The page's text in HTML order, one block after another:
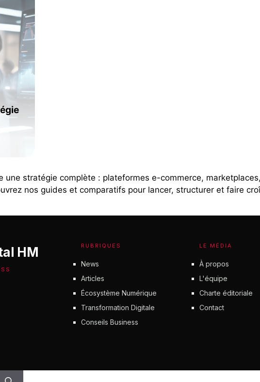
une stratégie complète : plateformes e-commerce,
nos guides et comparatifs pour lancer, structurer et faire
HM RUBRIQUES
News
Articles
Écosystème Numérique
Transformation Digitale
Conseils Business
LE MÉDIA
À propos
L'équipe
Charte éditoriale
Contact